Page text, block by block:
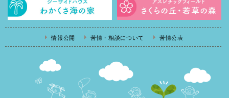
情報公開 苦情・相談について 苦情公表